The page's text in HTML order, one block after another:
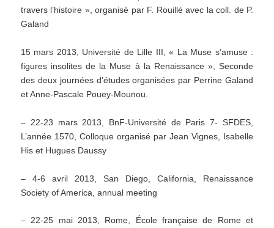
travers l’histoire », organisé par F. Rouillé avec la coll. de P.
Galand
15 mars 2013, Université de Lille III, « La Muse s’amuse :
figures insolites de la Muse à la Renaissance », Seconde
des deux journées d’études organisées par Perrine Galand
et Anne-Pascale Pouey-Mounou.
– 22-23 mars 2013, BnF-Université de Paris 7- SFDES,
L’année 1570, Colloque organisé par Jean Vignes, Isabelle
His et Hugues Daussy
– 4-6 avril 2013, San Diego, California, Renaissance
Society of America, annual meeting
– 22-25 mai 2013, Rome, École française de Rome et